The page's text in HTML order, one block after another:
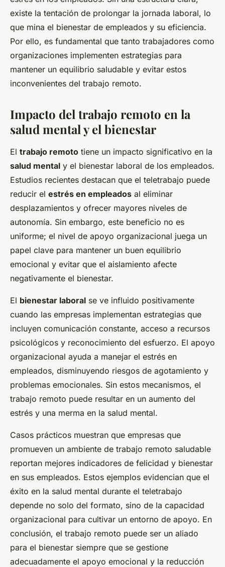
existe la tentación de prolongar la jornada laboral, lo
que mina el bienestar de empleados y su eficiencia.
Por ello, es fundamental que tanto trabajadores como
organizaciones implementen estrategias para
mantener un equilibrio saludable y evitar estos
inconvenientes del trabajo remoto.
Impacto del trabajo remoto en la
salud mental y el bienestar
El trabajo remoto tiene un impacto significativo en la
salud mental y el bienestar laboral de los empleados.
Estudios recientes destacan que el teletrabajo puede
reducir el estrés en empleados al eliminar
desplazamientos y ofrecer mayores niveles de
autonomía. Sin embargo, este beneficio no es
uniforme; el nivel de apoyo organizacional juega un
papel clave para mantener un buen equilibrio
emocional y evitar que el aislamiento afecte
negativamente el bienestar.
El bienestar laboral se ve influido positivamente
cuando las empresas implementan estrategias que
incluyen comunicación constante, acceso a recursos
psicológicos y reconocimiento del esfuerzo. El apoyo
organizacional ayuda a manejar el estrés en
empleados, disminuyendo riesgos de agotamiento y
problemas emocionales. Sin estos mecanismos, el
trabajo remoto puede resultar en un aumento del
estrés y una merma en la salud mental.
Casos prácticos muestran que empresas que
promueven un ambiente de trabajo remoto saludable
reportan mejores indicadores de felicidad y bienestar
en sus empleados. Estos ejemplos evidencian que el
éxito en la salud mental durante el teletrabajo
depende no solo del formato, sino de la capacidad
organizacional para cultivar un entorno de apoyo. En
conclusión, el trabajo remoto puede ser un aliado
para el bienestar siempre que se gestione
adecuadamente el apoyo emocional y la reducción